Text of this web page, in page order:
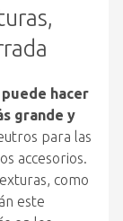
puede hacer
grande y
para las
accesorios.
como
este